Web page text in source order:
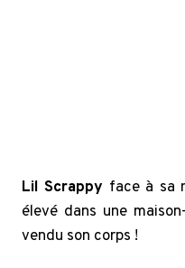
Lil Scrappy face à sa
élevé dans une
vendu son corps !